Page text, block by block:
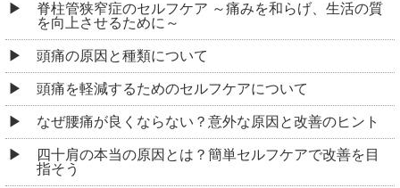
脊柱管狭窄症のセルフケア ～痛みを和らげ、生活の質
を向上させるために～
頭痛の原因と種類について
頭痛を軽減するためのセルフケアについて
なぜ腰痛が良くならない？意外な原因と改善のヒント
四十肩の本当の原因とは？簡単セルフケアで改善を目
指そう